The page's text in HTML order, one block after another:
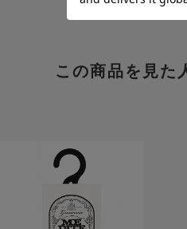
この商品を見た